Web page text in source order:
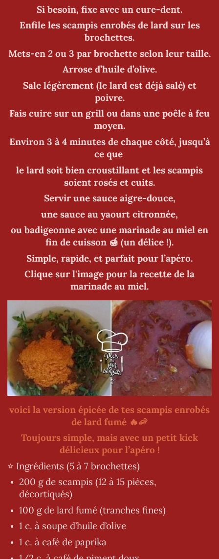
Si besoin, fixe avec un cure-dent.
Enfile les scampis enrobés de lard sur les
brochettes.
Mets-en 2 ou 3 par brochette selon leur taille.
Arrose d’huile d’olive.
Sale légèrement (le lard est déjà salé) et
poivre.
Fais cuire sur un grill ou dans une poêle à feu
moyen.
Environ 3 à 4 minutes de chaque côté, jusqu’à
ce que
le lard soit bien croustillant et les scampis
soient rosés et cuits.
Servir une sauce aigre-douce,
une sauce au yaourt citronnée,
ou badigeonne avec une marinade au miel en
fin de cuisson 🍯 (un délice !).
Simple, rapide, et parfait pour l’apéro.
Clique sur l'image pour la recette de la
marinade au miel.
voici la version épicée de tes scampis enrobés
de lard fumé 🔥🦐
Toujours simple, mais avec un petit kick
délicieux pour l’apéro !
⭐️ Ingrédients (5 à 7 brochettes)
200 g de scampis (12 à 15 pièces,
décortiqués)
100 g de lard fumé (tranches fines)
1 c. à soupe d’huile d’olive
1 c. à café de paprika